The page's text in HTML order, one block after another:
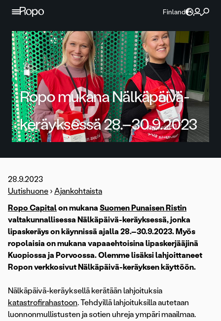
Jatka sisältöön
Finland
Ropo mukana Nälkäpäivä-
keräyksessä 28.–30.9.2023
28.9.2023
Uutishuone › Ajankohtaista
Ropo Capitalon mukana Suomen Punaisen Ristin
valtakunnallisessa Nälkäpäivä-keräyksessä, jonka
lipaskeräys on käynnissä ajalla 28.–30.9.2023. Myös
ropolaisia on mukana vapaaehtoisina lipaskerjääjinä
Kuopiossa ja Porvoossa. Olemme lisäksi lahjoittaneet
Ropon verkkosivut Nälkäpäivä-keräyksen käyttöön.
Nälkäpäivä-keräyksellä kerätään lahjoituksia
katastrofirahastoon. Tehdyillä lahjoituksilla autetaan
luonnonmullistusten ja sotien uhreja ympäri maailmaa.